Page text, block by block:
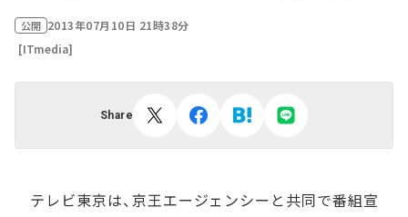
公開 2013年07月10日 21時38分
[ITmedia]
Share
テレビ東京は、京王エージェンシーと共同で番組宣